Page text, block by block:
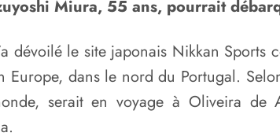
Miura, 55 ans, pourrait
dévoilé le site japonais Nikkan Sports
Europe, dans le nord du Portugal.
serait en voyage à Oliveira de